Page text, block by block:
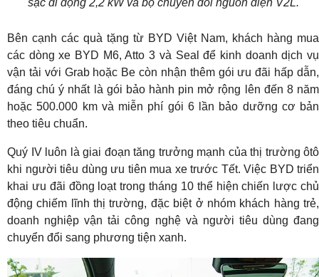
sạc di động 2,2 kW và bộ chuyển đổi nguồn điện V2L.
Bên cạnh các quà tặng từ BYD Việt Nam, khách hàng mua
các dòng xe BYD M6, Atto 3 và Seal để kinh doanh dịch vụ
vận tải với Grab hoặc Be còn nhận thêm gói ưu đãi hấp dẫn,
đáng chú ý nhất là gói bảo hành pin mở rộng lên đến 8 năm
hoặc 500.000 km và miễn phí gói 6 lần bảo dưỡng cơ bản
theo tiêu chuẩn.
Quý IV luôn là giai đoạn tăng trưởng mạnh của thị trường ôtô
khi người tiêu dùng ưu tiên mua xe trước Tết. Việc BYD triển
khai ưu đãi đồng loạt trong tháng 10 thể hiện chiến lược chủ
động chiếm lĩnh thị trường, đặc biệt ở nhóm khách hàng trẻ,
doanh nghiệp vận tải công nghệ và người tiêu dùng đang
chuyển đổi sang phương tiện xanh.